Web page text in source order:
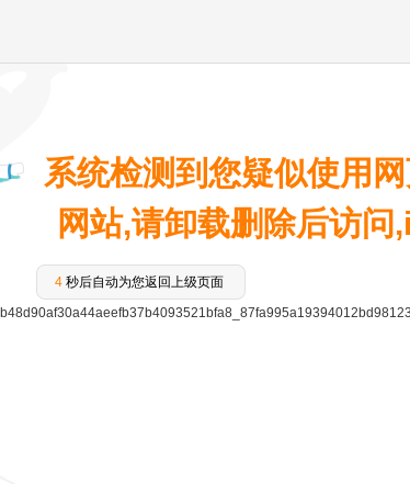
系统检测到您疑似使用
网站,请卸载删除后访
3 秒后自动为您返回上级页面